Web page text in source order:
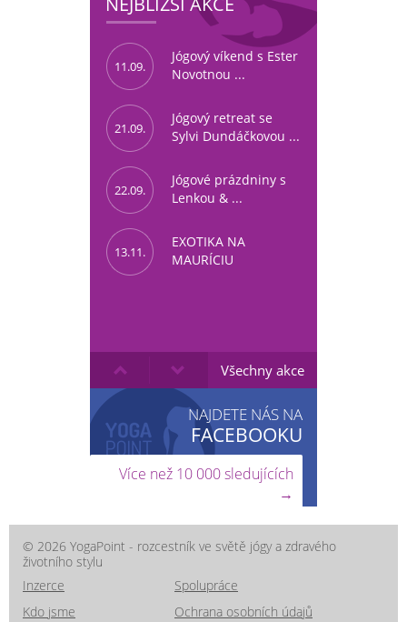
11.09.
Jógový víkend s Ester
Novotnou ...
21.09.
Jógový retreat se
Sylvi Dundáčkovou ...
22.09.
Jógové prázdniny s
Lenkou & ...
13.11.
EXOTIKA NA
MAURÍCIU
Všechny akce
NAJDETE NÁS NA
FACEBOOKU
Více než 10 000 sledujících
→
© 2026 YogaPoint - rozcestník ve světě jógy a zdravého
životního stylu
Inzerce
Spolupráce
Kdo jsme
Ochrana osobních údajů